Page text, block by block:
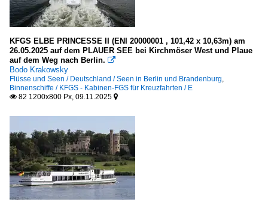
KFGS ELBE PRINCESSE II (ENI 20000001 , 101,42 x 10,63m) am
26.05.2025 auf dem PLAUER SEE bei Kirchmöser West und Plaue
auf dem Weg nach Berlin. 
Bodo Krakowsky
Flüsse und Seen / Deutschland / Seen in Berlin und Brandenburg,
Binnenschiffe / KFGS - Kabinen-FGS für Kreuzfahrten / E
 82 1200x800 Px, 09.11.2025 